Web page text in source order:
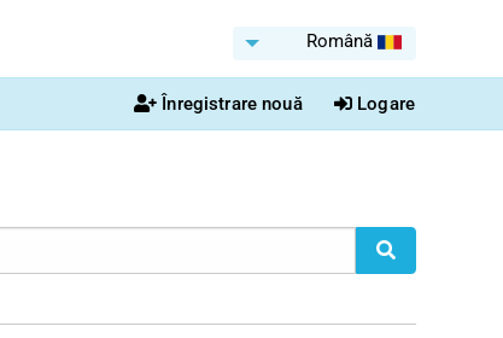
Română
Înregistrare nouă Logare